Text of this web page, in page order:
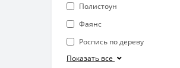
Полистоун
Фаянс
Роспись по дереву
Показать все